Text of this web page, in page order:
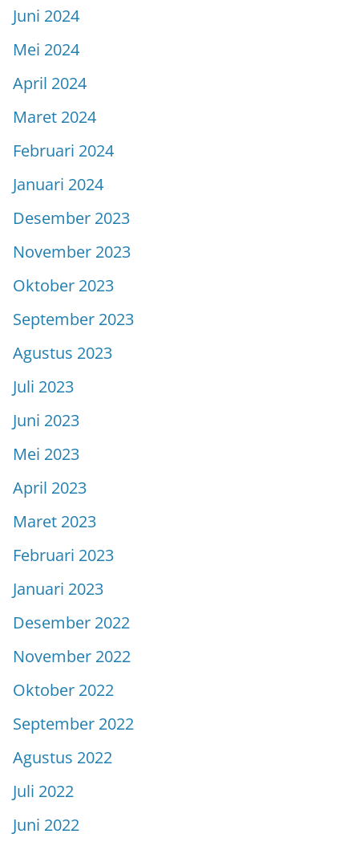
Juni 2024
Mei 2024
April 2024
Maret 2024
Februari 2024
Januari 2024
Desember 2023
November 2023
Oktober 2023
September 2023
Agustus 2023
Juli 2023
Juni 2023
Mei 2023
April 2023
Maret 2023
Februari 2023
Januari 2023
Desember 2022
November 2022
Oktober 2022
September 2022
Agustus 2022
Juli 2022
Juni 2022